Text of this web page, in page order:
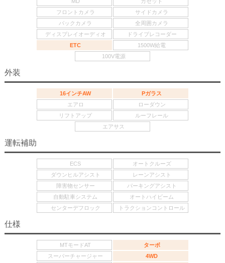
フロントカメラ
サイドカメラ
バックカメラ
全周囲カメラ
ディスプレイオーディオ
ドライブレコーダー
ETC
1500W給電
100V電源
外装
16インチAW
Pガラス
エアロ
ローダウン
リフトアップ
ルーフレール
エアサス
運転補助
ECS
オートクルーズ
ダウンヒルアシスト
レーンアシスト
障害物センサー
パーキングアシスト
自動駐車システム
オートハイビーム
センターデフロック
トラクションコントロール
仕様
MTモードAT
ターボ
スーパーチャージャー
4WD